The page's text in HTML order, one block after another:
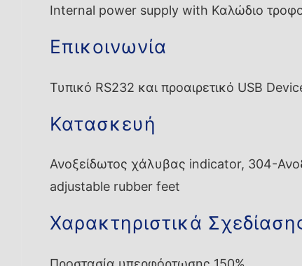
Internal power supply with Καλώδιο
Επικοινωνία
Τυπικό RS232 και προαιρετικό USB
Κατασκευή
Ανοξείδωτος χάλυβας indicator, 304-
adjustable rubber feet
Χαρακτηριστικά